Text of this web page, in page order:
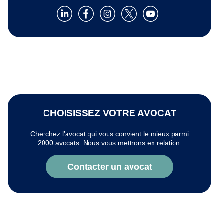
CHOISISSEZ VOTRE AVOCAT
Cherchez l’avocat qui vous convient le mieux parmi
2000 avocats. Nous vous mettrons en relation.
Contacter un avocat